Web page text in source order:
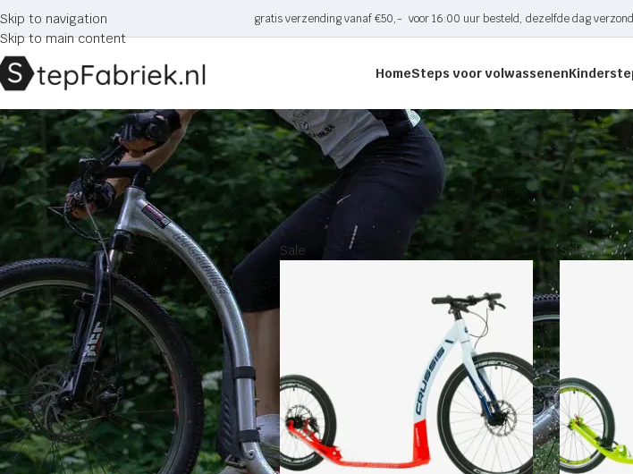
Skip to navigation
Skip to main content
gratis verzending vanaf €50,- voor 16:00 uur besteld, dezelfde dag
HomeSteps voor volwassenen
4.2-4
CATEGORIE
Onderdelen en accessoires
Kindersteps
Autoped
Driewieler steps
Loopfietsen
Stuntsteps
Vouwsteps
Sale
Steps voor volwassenen
Bedrijfssteps
Cross steps
E-steps
Hondensteps
Lifestyle steps
Home Producten getagged “4.2-4”
Sale Sale